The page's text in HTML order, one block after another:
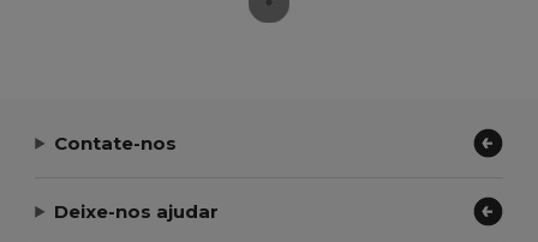
Contate-nos
Deixe-nos ajudar